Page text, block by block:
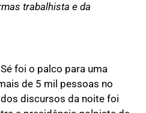
trabalhista e da
foi o palco para uma
de 5 mil pessoas no
discursos da noite foi